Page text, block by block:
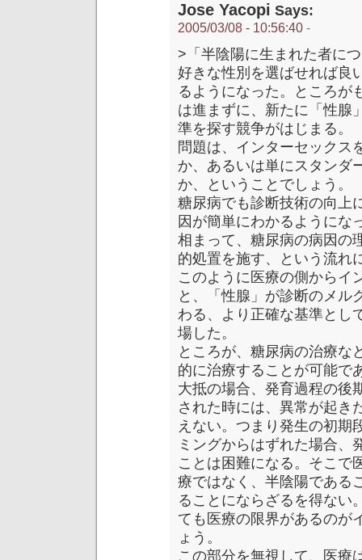
Jose Yacopi Says:
2005/03/08 - 10:56:40 -
>「半陰陽に生まれた者に
好きな性別を選ばせれば良
るようになった。ところが
は進まずに、新たに「性腺
準を探す競争がはじまる。
問題は、インターセックス
か、あるいは単にスタンダ
か、ということでしょう。
糖尿病でも診断技術の向上
因が簡単にわかるようにな
相まって、糖尿病の病因の
的処置を施す、という流れ
このように医療の側からイ
と、「性腺」が診断のメル
わる、より正確な基準とし
場した。
ところが、糖尿病の治療な
的に治療することが可能で
大抵の場合、発育過程の後
された時には、異常が起き
えない。つまり発生の初期
ミングからはずれた場合、
ことは困難になる。そこで
療ではなく、半陰陽である
ることにならざるを得ない
ても医療の限界があるのが
ょう。
この部分を無視して、医療